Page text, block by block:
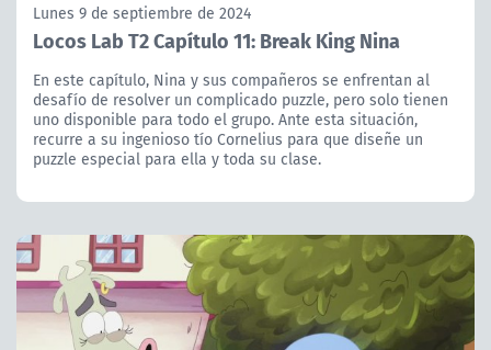
Lunes 9 de septiembre de 2024
Locos Lab T2 Capítulo 11: Break King Nina
En este capítulo, Nina y sus compañeros se enfrentan al
desafío de resolver un complicado puzzle, pero solo tienen
uno disponible para todo el grupo. Ante esta situación,
recurre a su ingenioso tío Cornelius para que diseñe un
puzzle especial para ella y toda su clase.